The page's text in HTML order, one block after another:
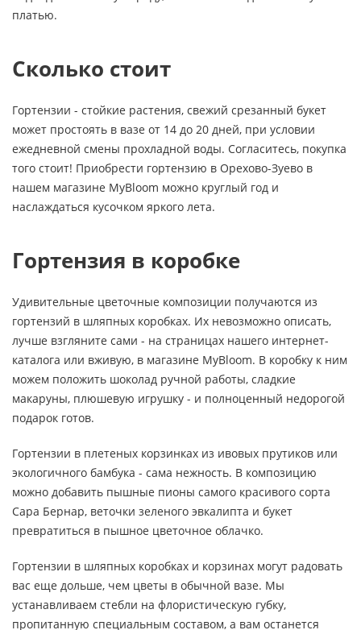
платью.
Сколько стоит
Гортензии - стойкие растения, свежий срезанный букет
может простоять в вазе от 14 до 20 дней, при условии
ежедневной смены прохладной воды. Согласитесь, покупка
того стоит! Приобрести гортензию в Орехово-Зуево в
нашем магазине MyBloom можно круглый год и
наслаждаться кусочком яркого лета.
Гортензия в коробке
Удивительные цветочные композиции получаются из
гортензий в шляпных коробках. Их невозможно описать,
лучше взгляните сами - на страницах нашего интернет-
каталога или вживую, в магазине MyBloom. В коробку к ним
можем положить шоколад ручной работы, сладкие
макаруны, плюшевую игрушку - и полноценный недорогой
подарок готов.
Гортензии в плетеных корзинках из ивовых прутиков или
экологичного бамбука - сама нежность. В композицию
можно добавить пышные пионы самого красивого сорта
Сара Бернар, веточки зеленого эвкалипта и букет
превратиться в пышное цветочное облачко.
Гортензии в шляпных коробках и корзинах могут радовать
вас еще дольше, чем цветы в обычной вазе. Мы
устанавливаем стебли на флористическую губку,
пропитанную специальным составом, а вам останется